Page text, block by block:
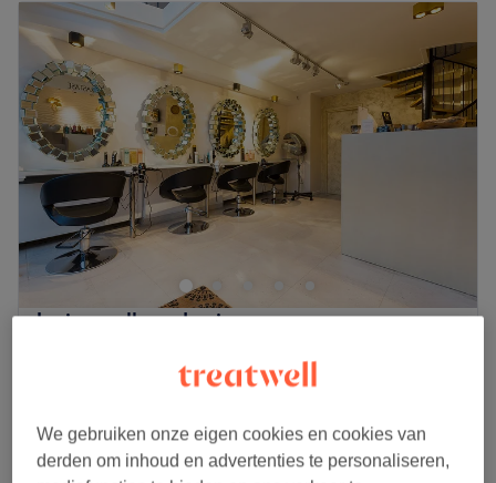
Javine wellness Louise
Laat zien op de kaart
1 u
Mèches tête complète
We gebruiken onze eigen cookies en cookies van
derden om inhoud en advertenties te personaliseren,